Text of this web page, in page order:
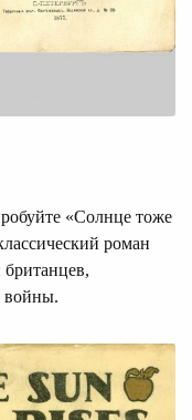
«Солнце тоже
роман
британцев,
войны.